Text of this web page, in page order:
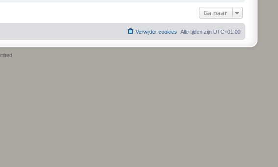
Ga naar
Alle tijden zijn UTC+01:00
Verwijder cookies